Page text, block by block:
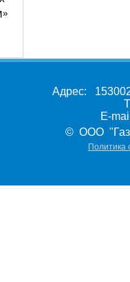
Адрес:
E-
© ООО
Политика